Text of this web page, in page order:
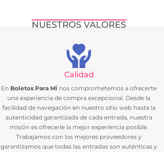
NUESTROS VALORES
Calidad
En Boletos Para Mi nos comprometemos a ofrecerte
una experiencia de compra excepcional. Desde la
facilidad de navegación en nuestro sitio web hasta la
autenticidad garantizada de cada entrada, nuestra
misión es ofrecerle la mejor experiencia posible.
Trabajamos con los mejores proveedores y
garantizamos que todas las entradas son auténticas y